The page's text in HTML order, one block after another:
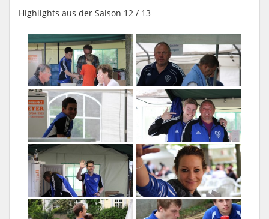
Highlights aus der Saison 12 / 13